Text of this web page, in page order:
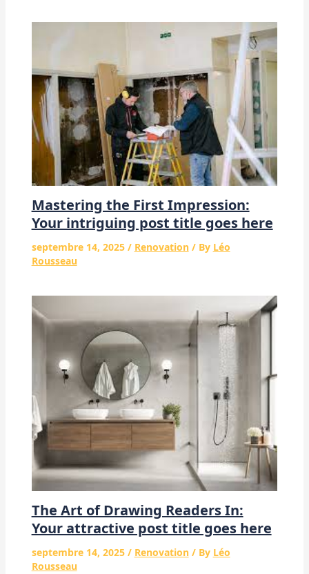
Mastering the First Impression:
Your intriguing post title goes here
septembre 14, 2025 / Renovation/ By Léo
Rousseau
The Art of Drawing Readers In:
Your attractive post title goes here
septembre 14, 2025 / Renovation/ By Léo
Rousseau